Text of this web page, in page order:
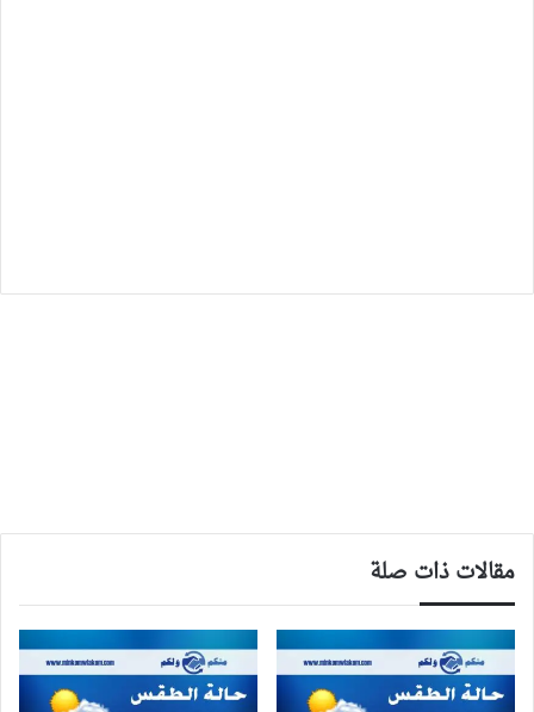
مقالات ذات صلة